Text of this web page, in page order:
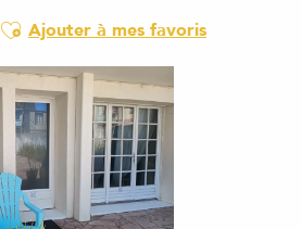
Ajouter aux favoris
Ajouter à mes favoris